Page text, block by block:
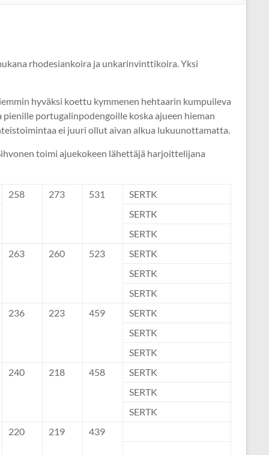
rhodesiankoira ja unkarinvinttikoira. Yksi
hyväksi koettu kymmenen hehtaarin kumpuileva
portugalinpodengoille koska ajueen hieman
ei juuri ollut aivan alkua lukuunottamatta.
toimi ajuekokeen lähettäjä harjoittelijana
258 273 531
SERTK
SERTK
SERTK
263
260 523
SERTK
SERTK
SERTK
236
223 459
SERTK
SERTK
SERTK
240
218 458
SERTK
SERTK
SERTK
220
219 439